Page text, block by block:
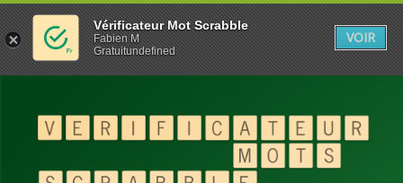
Vérificateur Mot Scrabble
Fabien M
Gratuitundefined
VOIR